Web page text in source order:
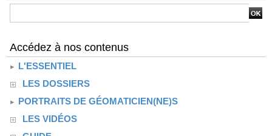
Accédez à nos contenus
L'ESSENTIEL
LES DOSSIERS
PORTRAITS DE GÉOMATICIEN(NE)S
LES VIDÉOS